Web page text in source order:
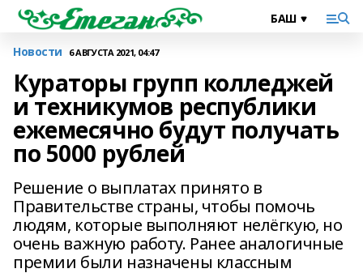
Новости 6 АВГУСТА 2021, 04:47
Кураторы групп колледжей
и техникумов республики
ежемесячно будут получать
по 5000 рублей
Решение о выплатах принято в
Правительстве страны, чтобы помочь
людям, которые выполняют нелёгкую, но
очень важную работу. Ранее аналогичные
премии были назначены классным